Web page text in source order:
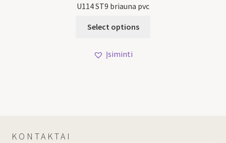
U114 ST9 briauna pvc
Select options
Įsiminti
KONTAKTAI